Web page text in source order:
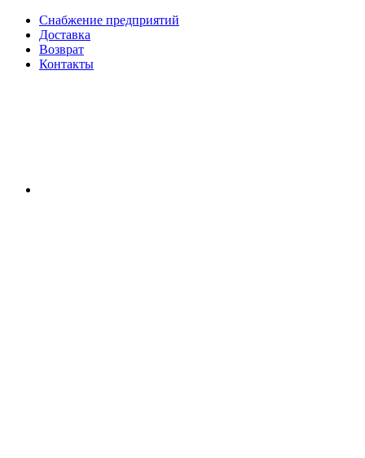
Снабжение предприятий
Доставка
Возврат
Контакты